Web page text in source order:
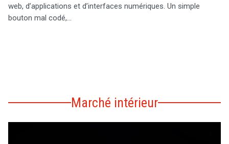
web, d’applications et d’interfaces numériques. Un simple
bouton mal codé,…
Marché intérieur